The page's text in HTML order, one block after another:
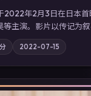
2022年2月3日在日本首
等主演。影片以传记为
相撞；摄影与配乐强化地
清电视剧在线看」延展
剧体验。
分 2022-07-15